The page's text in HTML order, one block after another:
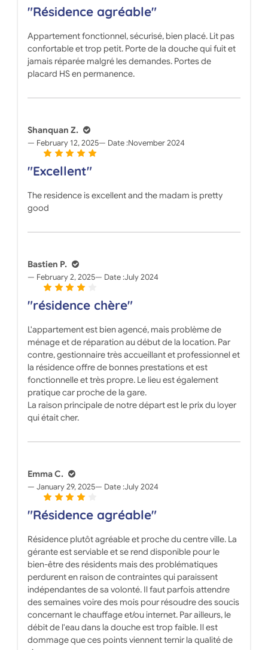
"Résidence agréable"
Appartement fonctionnel, sécurisé, bien placé. Lit pas
confortable et trop petit. Porte de la douche qui fuit et
jamais réparée malgré les demandes. Portes de
placard HS en permanence.
Shanquan Z.
February 12, 2025 Date :November 2024
"Excellent"
The residence is excellent and the madam is pretty
good
Bastien P.
February 2, 2025 Date :July 2024
"résidence chère"
L'appartement est bien agencé, mais problème de
ménage et de réparation au début de la location. Par
contre, gestionnaire très accueillant et professionnel et
la résidence offre de bonnes prestations et est
fonctionnelle et très propre. Le lieu est également
pratique car proche de la gare.
La raison principale de notre départ est le prix du loyer
qui était cher.
Emma C.
January 29, 2025 Date :July 2024
"Résidence agréable"
Résidence plutôt agréable et proche du centre ville. La
gérante est serviable et se rend disponible pour le
bien-être des résidents mais des problématiques
perdurent en raison de contraintes qui paraissent
indépendantes de sa volonté. Il faut parfois attendre
des semaines voire des mois pour résoudre des soucis
concernant le chauffage et/ou internet. Par ailleurs, le
débit de l'eau dans la douche est trop faible. Il est
dommage que ces points viennent ternir la qualité de